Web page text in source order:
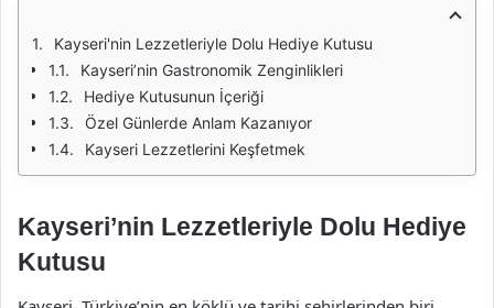
Kayseri'nin Lezzetleriyle Dolu Hediye Kutusu
Kayseri’nin Gastronomik Zenginlikleri
Hediye Kutusunun İçeriği
Özel Günlerde Anlam Kazanıyor
Kayseri Lezzetlerini Keşfetmek
Kayseri’nin Lezzetleriyle Dolu Hediye
Kutusu